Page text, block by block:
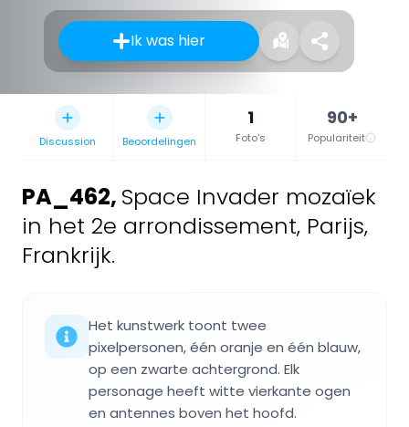
Ik was hier
Discussion Beoordelingen
1
Foto's
90+
Populariteit
PA_462, Space Invader mozaïek
in het 2e arrondissement, Parijs,
Frankrijk.
Het kunstwerk toont twee
pixelpersonen, één oranje en één blauw,
op een zwarte achtergrond. Elk
personage heeft witte vierkante ogen
en antennes boven het hoofd.